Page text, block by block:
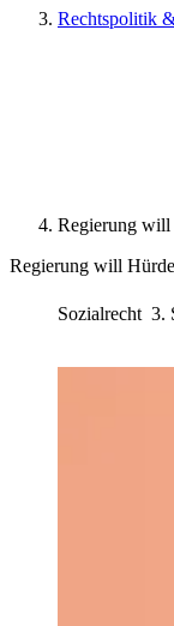
Rechtspolitik
Regierung will
Regierung will
Sozialrecht 3.